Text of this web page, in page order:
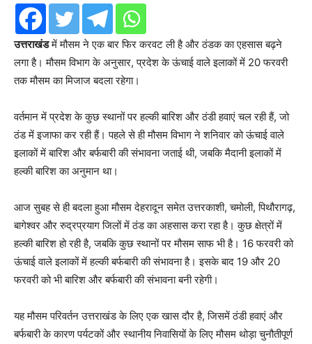
उत्तराखंडमें मौसम ने एक बार फिर करवट ली है और ठंडक का एहसास बढ़ने
लगा है। मौसम विभाग के अनुसार, प्रदेश के ऊंचाई वाले इलाकों में 20 फरवरी
तक मौसम का मिजाज बदला रहेगा।
वर्तमान में प्रदेश के कुछ स्थानों पर हल्की बारिश और ठंडी हवाएं चल रही हैं, जो
ठंड में इजाफा कर रही हैं। पहले से ही मौसम विभाग ने शनिवार को ऊंचाई वाले
इलाकों में बारिश और बर्फबारी की संभावना जताई थी, जबकि मैदानी इलाकों में
हल्की बारिश का अनुमान था।
आज सुबह से ही बदला हुआ मौसम देहरादून समेत उत्तरकाशी, चमोली, पिथौरागढ़,
बागेश्वर और रुद्रप्रयाग जिलों में ठंड का अहसास करा रहा है। कुछ क्षेत्रों में
हल्की बारिश हो रही है, जबकि कुछ स्थानों पर मौसम साफ भी है। 16 फरवरी को
ऊंचाई वाले इलाकों में हल्की बर्फबारी की संभावना है। इसके बाद 19 और 20
फरवरी को भी बारिश और बर्फबारी की संभावना बनी रहेगी।
यह मौसम परिवर्तन उत्तराखंड के लिए एक खास दौर है, जिसमें ठंडी हवाएं और
बर्फबारी के कारण पर्यटकों और स्थानीय निवासियों के लिए मौसम थोड़ा चुनौतीपूर्ण